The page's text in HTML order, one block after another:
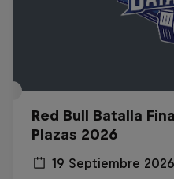
Red Bull Batalla
Plazas 2026
19 Septiembre 2026